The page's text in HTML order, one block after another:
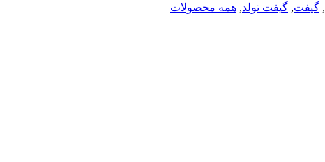
, گیفت, گیفت تولد, همه محصولات